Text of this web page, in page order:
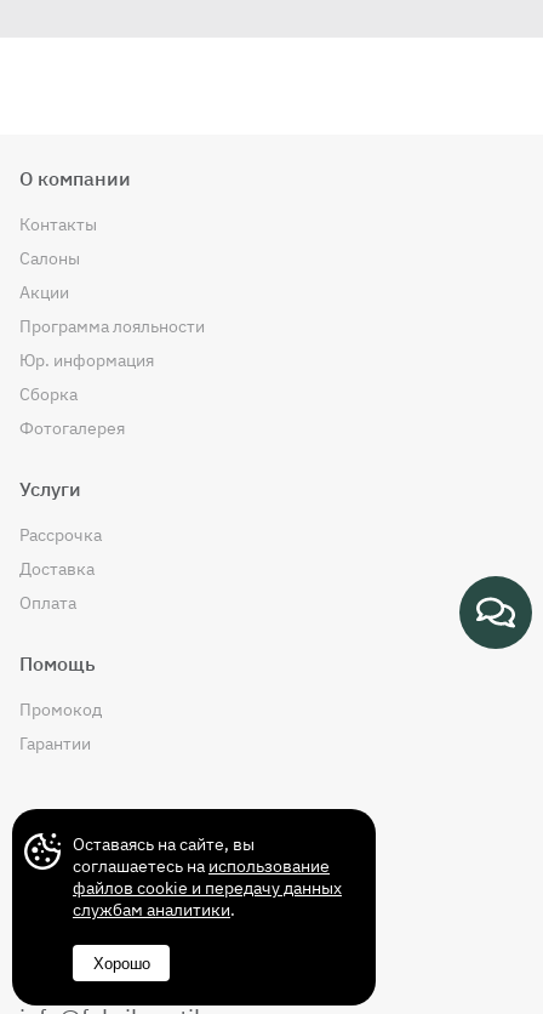
О компании
Контакты
Салоны
Акции
Программа лояльности
Юр. информация
Сборка
Фотогалерея
Услуги
Рассрочка
Доставка
Оплата
Помощь
Промокод
Гарантии
Контакты
+7 (499) 372-43-72
8 (800) 350-14-70
Оставаясь на сайте, вы
соглашаетесь на использование
файлов cookie и передачу данных
службам аналитики.
Хорошо